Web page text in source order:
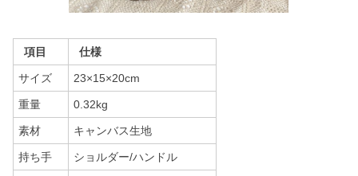
項目 仕様
サイズ 23×15×20cm
重量 0.32kg
素材 キャンバス生地
持ち手 ショルダー/ハンドル